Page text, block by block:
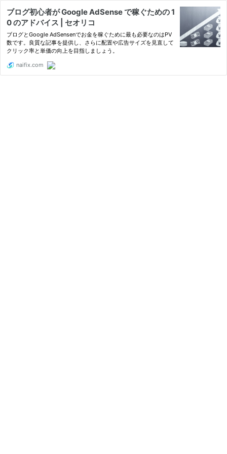
ブログ初心者が Google AdSense で稼ぐための 1
0 のアドバイス | セオリコ
ブログとGoogle AdSensenでお金を稼ぐために最も必要なのはPV
数です。良質な記事を提供し、さらに配置や広告サイズを見直して
クリック率と単価の向上を目指しましょう。
naifix.com